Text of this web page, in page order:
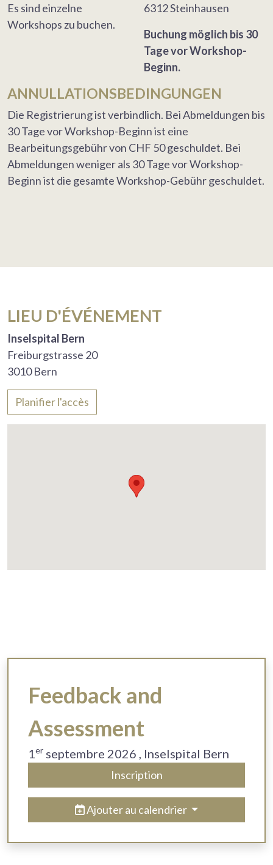
Es sind einzelne
Workshops zu buchen.
6312 Steinhausen
Buchung möglich bis 30
Tage vor Workshop-
Beginn.
ANNULLATIONSBEDINGUNGEN
Die Registrierung ist verbindlich. Bei Abmeldungen bis
30 Tage vor Workshop-Beginn ist eine
Bearbeitungsgebühr von CHF 50 geschuldet. Bei
Abmeldungen weniger als 30 Tage vor Workshop-
Beginn ist die gesamte Workshop-Gebühr geschuldet.
LIEU D'ÉVÉNEMENT
Inselspital Bern
Freiburgstrasse 20
3010 Bern
Planifier l'accès
Feedback and
Assessment
1 er septembre 2026 , Inselspital Bern
Inscription
Ajouter au calendrier